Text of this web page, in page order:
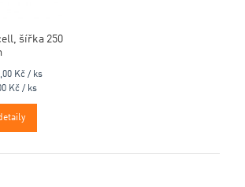
šířka 250
Kč / ks
Kč / ks